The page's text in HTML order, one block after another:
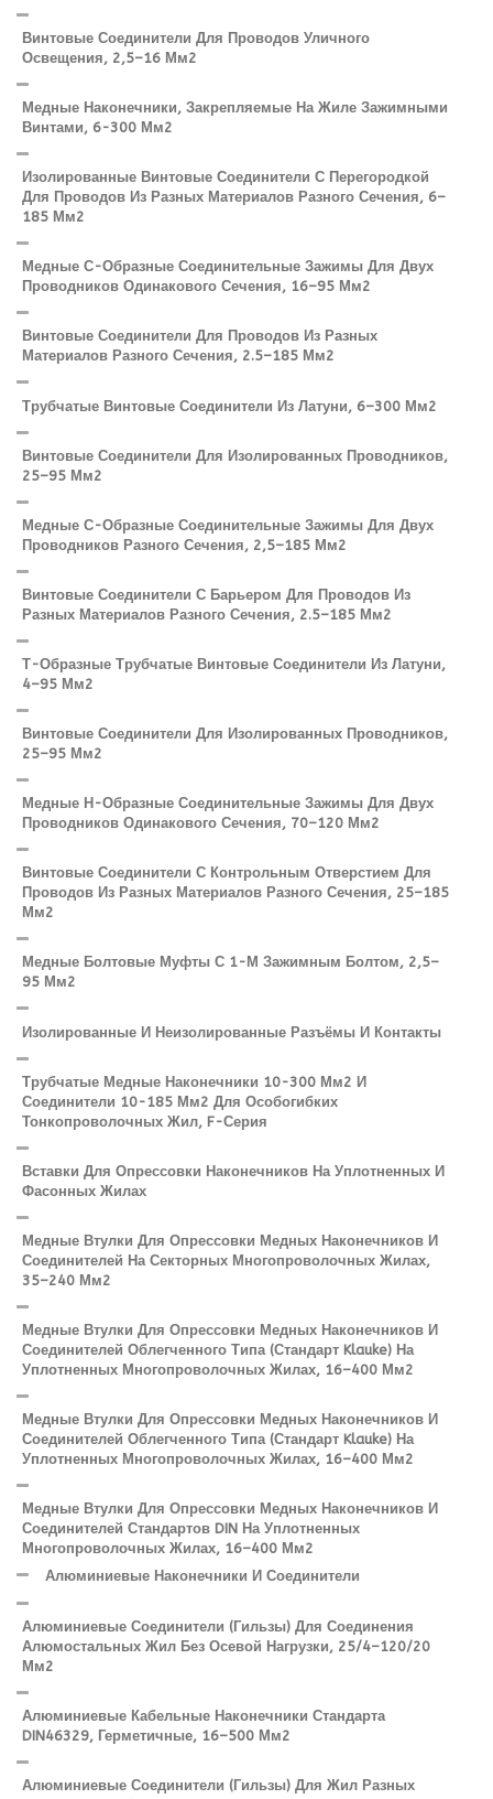
Винтовые Соединители Для Проводов Уличного
Освещения, 2,5–16 Мм2
Медные Наконечники, Закрепляемые На Жиле Зажимными
Винтами, 6-300 Мм2
Изолированные Винтовые Соединители С Перегородкой
Для Проводов Из Разных Материалов Разного Сечения, 6–
185 Мм2
Медные С-Образные Соединительные Зажимы Для Двух
Проводников Одинакового Сечения, 16–95 Мм2
Винтовые Соединители Для Проводов Из Разных
Материалов Разного Сечения, 2.5–185 Мм2
Трубчатые Винтовые Соединители Из Латуни, 6–300 Мм2
Винтовые Соединители Для Изолированных Проводников,
25–95 Мм2
Медные С-Образные Соединительные Зажимы Для Двух
Проводников Разного Сечения, 2,5–185 Мм2
Винтовые Соединители С Барьером Для Проводов Из
Разных Материалов Разного Сечения, 2.5–185 Мм2
Т-Образные Трубчатые Винтовые Соединители Из Латуни,
4–95 Мм2
Винтовые Соединители Для Изолированных Проводников,
25–95 Мм2
Медные Н-Образные Соединительные Зажимы Для Двух
Проводников Одинакового Сечения, 70–120 Мм2
Винтовые Соединители С Контрольным Отверстием Для
Проводов Из Разных Материалов Разного Сечения, 25–185
Мм2
Медные Болтовые Муфты С 1-М Зажимным Болтом, 2,5–
95 Мм2
Изолированные И Неизолированные Разъёмы И Контакты
Трубчатые Медные Наконечники 10-300 Мм2 И
Соединители 10-185 Мм2 Для Особогибких
Тонкопроволочных Жил, F-Серия
Вставки Для Опрессовки Наконечников На Уплотненных И
Фасонных Жилах
Медные Втулки Для Опрессовки Медных Наконечников И
Соединителей На Секторных Многопроволочных Жилах,
35–240 Мм2
Медные Втулки Для Опрессовки Медных Наконечников И
Соединителей Облегченного Типа (стандарт Klauke) На
Уплотненных Многопроволочных Жилах, 16–400 Мм2
Медные Втулки Для Опрессовки Медных Наконечников И
Соединителей Облегченного Типа (стандарт Klauke) На
Уплотненных Многопроволочных Жилах, 16–400 Мм2
Медные Втулки Для Опрессовки Медных Наконечников И
Соединителей Стандартов DIN На Уплотненных
Многопроволочных Жилах, 16–400 Мм2
Алюминиевые Наконечники И Соединители
Алюминиевые Соединители (гильзы) Для Соединения
Алюмостальных Жил Без Осевой Нагрузки, 25/4–120/20
Мм2
Алюминиевые Кабельные Наконечники Стандарта
DIN46329, Герметичные, 16–500 Мм2
Алюминиевые Соединители (гильзы) Для Жил Разных